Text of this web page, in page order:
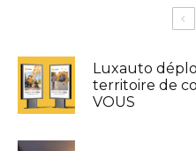
Luxauto
territoire de
VOUS